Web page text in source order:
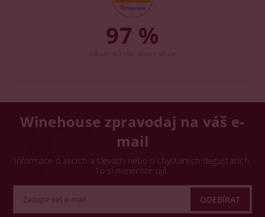
97 %
Winehouse zpravodaj na váš e-
mail
Informace o akcích a slevách nebo o chystaných degustacích.
To si nenechte ujít.